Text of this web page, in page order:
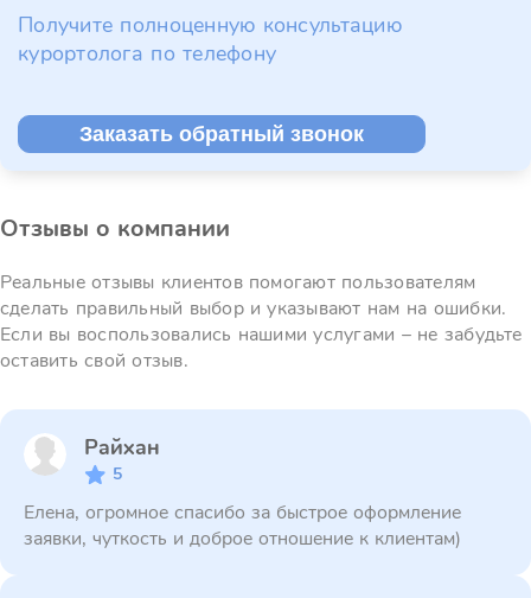
Получите полноценную консультацию
курортолога по телефону
Заказать обратный звонок
Отзывы о компании
Реальные отзывы клиентов помогают пользователям
сделать правильный выбор и указывают нам на ошибки.
Если вы воспользовались нашими услугами – не забудьте
оставить свой отзыв.
Райхан
5
Елена, огромное спасибо за быстрое оформление
заявки, чуткость и доброе отношение к клиентам)